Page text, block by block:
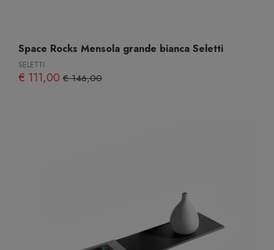
Space Rocks Mensola grande bianca Seletti
SELETTI
€ 111,00 € 146,00